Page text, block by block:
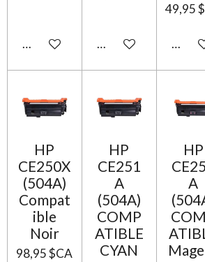
Ajouter au panierAjouter au panier
49,95
HP
CE250X
(504A)
Compat
ible
Noir
98,95 $CA
HP
CE251
A
(504A)
COMP
ATIBLE
CYAN
HP
A